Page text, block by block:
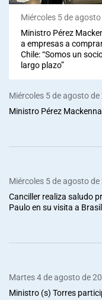
Miércoles 5 de
Ministro Pérez
a empresas a
Chile: “Somos un
largo plazo”
Miércoles 5 de agosto de
Ministro Pérez
Miércoles 5 de agosto de
Canciller realiza saludo
Paulo en su visita a Brasil
Martes 4 de agosto de
Ministro (s) Torres